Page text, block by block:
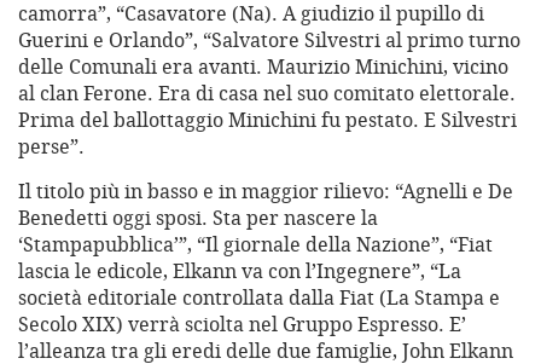
camorra”, “Casavatore (Na). A giudizio il pupillo di
Guerini e Orlando”, “Salvatore Silvestri al primo turno
delle Comunali era avanti. Maurizio Minichini, vicino
al clan Ferone. Era di casa nel suo comitato elettorale.
Prima del ballottaggio Minichini fu pestato. E Silvestri
perse”.
Il titolo più in basso e in maggior rilievo: “Agnelli e De
Benedetti oggi sposi. Sta per nascere la
‘Stampapubblica’”, “Il giornale della Nazione”, “Fiat
lascia le edicole, Elkann va con l’Ingegnere”, “La
società editoriale controllata dalla Fiat (La Stampa e
Secolo XIX) verrà sciolta nel Gruppo Espresso. E’
l’alleanza tra gli eredi delle due famiglie, John Elkann